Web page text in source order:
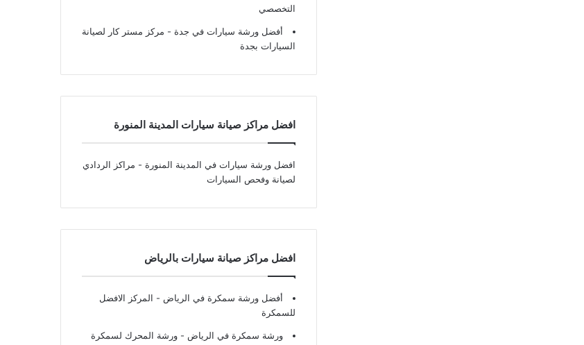
التخصصي
أفضل ورشة سيارات في جدة - مركز مستر كار لصيانة
السيارات بجدة
افضل مراكز صيانة سيارات المدينة المنورة
افضل ورشة سيارات في المدينة المنورة - مراكز الردادي
لصيانة وفحص السيارات
افضل مراكز صيانة سيارات بالرياض
أفضل ورشة سمكرة في الرياض - المركز الافضل
للسمكرة
ورشة سمكرة في الرياض - ورشة المحرك لسمكرة